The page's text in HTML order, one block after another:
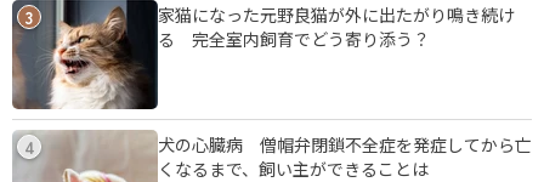
3
家猫になった元野良猫が外に出たがり鳴き続け
る 完全室内飼育でどう寄り添う？
4
犬の心臓病 僧帽弁閉鎖不全症を発症してから亡
くなるまで、飼い主ができることは